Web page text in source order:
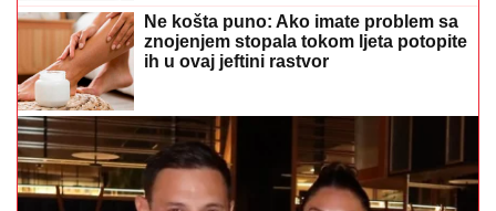
Ne košta puno: Ako imate problem sa
znojenjem stopala tokom ljeta potopite
ih u ovaj jeftini rastvor